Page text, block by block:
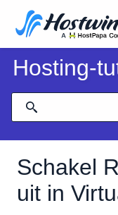
Hosting-
Schakel
uit in